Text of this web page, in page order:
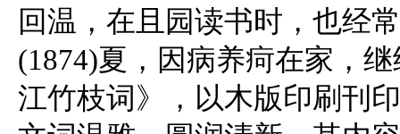
回温，在且园读书时，也经
(1874)夏，因病养疴在家，
江竹枝词》，以木版印刷刊